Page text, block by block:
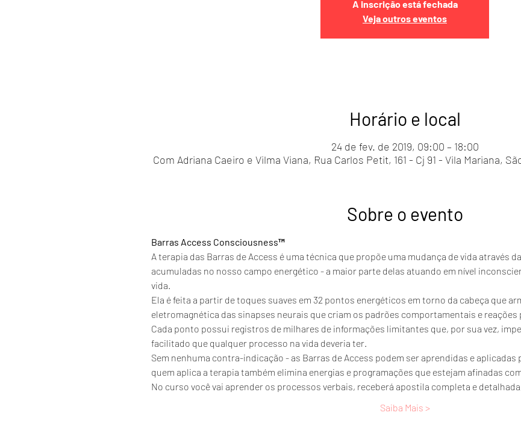
A inscrição está fechada
Veja outros eventos
Horário e local
24 de fev. de 2019, 09:00 – 18:00
Com Adriana Caeiro e Vilma Viana, Rua Carlos Petit, 161 - Cj 91 - Vila Mariana,
Sobre o evento
Barras Access Consciousness™
A terapia das Barras de Access é uma técnica que propõe uma mudança de vida através
acumuladas no nosso campo energético - a maior parte delas atuando em nível
vida.
Ela é feita a partir de toques suaves em 32 pontos energéticos em torno da cabeça que
eletromagnética das sinapses neurais que criam os padrões comportamentais e reações
Cada ponto possui registros de milhares de informações limitantes que, por sua vez,
facilitado que qualquer processo na vida deveria ter.
Sem nenhuma contra-indicação - as Barras de Access podem ser aprendidas e
quem aplica a terapia também elimina energias e programações que estejam afinadas
No curso você vai aprender os processos verbais, receberá apostila completa e
Saiba Mais >